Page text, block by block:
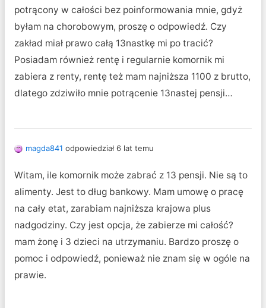
potrącony w całości bez poinformowania mnie, gdyż
byłam na chorobowym, proszę o odpowiedź. Czy
zakład miał prawo całą 13nastkę mi po tracić?
Posiadam również rentę i regularnie komornik mi
zabiera z renty, rentę też mam najniższa 1100 z brutto,
dlatego zdziwiło mnie potrącenie 13nastej pensji…
magda841 odpowiedział 6 lat temu
Witam, ile komornik może zabrać z 13 pensji. Nie są to
alimenty. Jest to dług bankowy. Mam umowę o pracę
na cały etat, zarabiam najniższa krajowa plus
nadgodziny. Czy jest opcja, że zabierze mi całość?
mam żonę i 3 dzieci na utrzymaniu. Bardzo proszę o
pomoc i odpowiedź, ponieważ nie znam się w ogóle na
prawie.